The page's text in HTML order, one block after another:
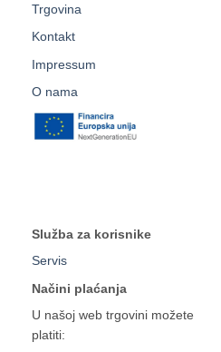
Trgovina
Kontakt
Impressum
O nama
Služba za korisnike
Servis
Načini plaćanja
U našoj web trgovini možete
platiti: